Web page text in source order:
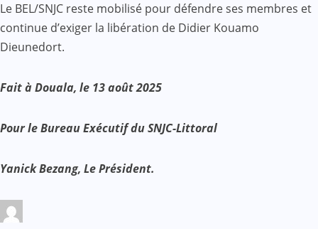
Le BEL/SNJC reste mobilisé pour défendre ses membres et
continue d’exiger la libération de Didier Kouamo
Dieunedort.
Fait à Douala, le 13 août 2025
Pour le Bureau Exécutif du SNJC-Littoral
Yanick Bezang, Le Président.